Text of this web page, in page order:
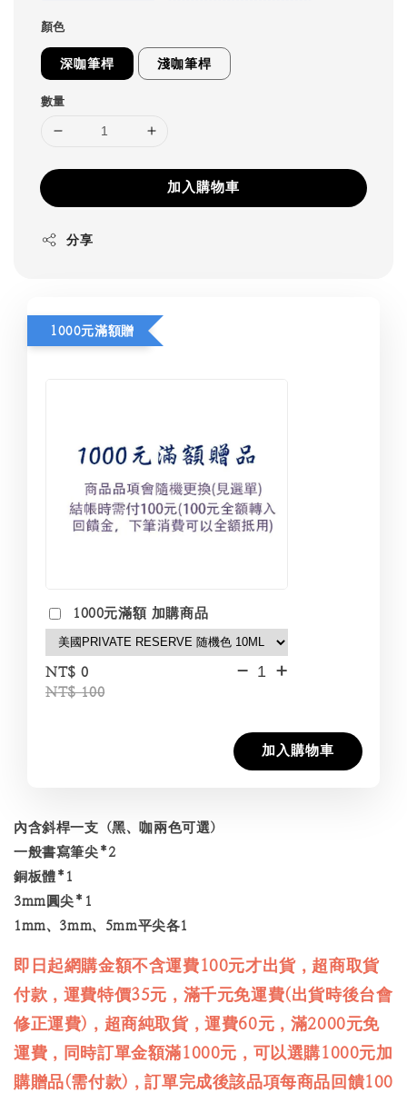
顏色
深咖筆桿 淺咖筆桿
數量
加入購物車
分享
1000元滿額贈
1000元滿額 加購商品
NT$ 0
NT$ 100
- +
加入購物車
內含斜桿一支（黑、咖兩色可選）
一般書寫筆尖*2
銅板體*1
3mm圓尖*1
1mm、3mm、5mm平尖各1
即日起網購金額不含運費100元才出貨，超商取貨
付款，運費特價35元，滿千元免運費(出貨時後台會
修正運費)，超商純取貨，運費60元，滿2000元免
運費，同時訂單金額滿1000元，可以選購1000元加
購贈品(需付款)，訂單完成後該品項每商品回饋100